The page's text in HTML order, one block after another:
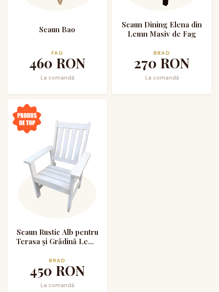
Scaun Bao
FAG
460 RON
La comandă
Scaun Dining Elena din
Lemn Masiv de Fag
BRAD
270 RON
La comandă
Scaun Rustic Alb pentru
Terasa și Grădină Lemn
BRAD
450 RON
La comandă